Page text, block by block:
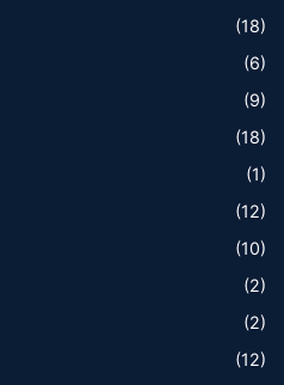
(18)
(6)
(9)
(18)
(1)
(12)
(10)
(2)
(2)
(12)